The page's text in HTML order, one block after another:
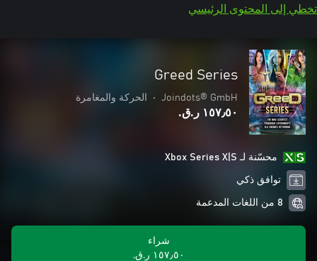
تخطي إلى المحتوى الرئيسي
Greed Series
Joindots® GmbH
• الحركة والمغامرة
١٥٧٫٥٠ ر.ق.‏
محسّنة لـ Xbox Series X|S
توافق ذكي
8 من اللغات المدعمة
شراء
١٥٧٫٥٠ ر.ق.‏